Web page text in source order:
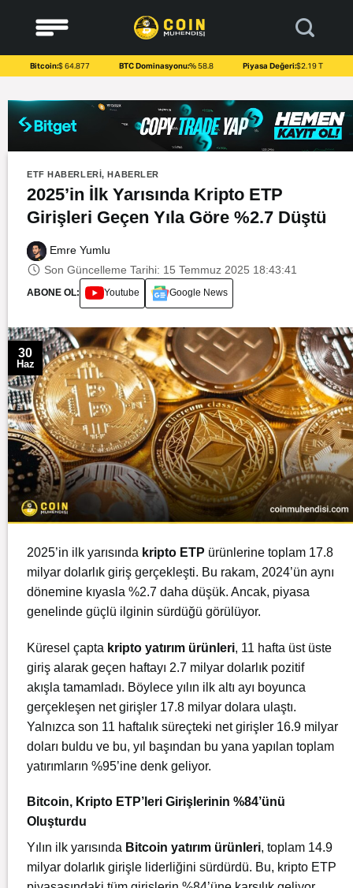
content
Bitcoin:$ 64.877 BTC Dominasyonu:% 58.8 Piyasa Değeri:$2.19 T
ETF HABERLERI,HABERLER
2025’in İlk Yarısında Kripto ETP
Girişleri Geçen Yıla Göre %2.7 Düştü
Emre Yumlu
Son Güncelleme Tarihi: 15 Temmuz 2025 18:43:41
ABONE OL: Youtube Google News
30
Haz
2025’in ilk yarısında kripto ETP ürünlerine toplam 17.8
milyar dolarlık giriş gerçekleşti. Bu rakam, 2024’ün aynı
dönemine kıyasla %2.7 daha düşük. Ancak, piyasa
genelinde güçlü ilginin sürdüğü görülüyor.
Küresel çapta kripto yatırım ürünleri, 11 hafta üst üste
giriş alarak geçen haftayı 2.7 milyar dolarlık pozitif
akışla tamamladı. Böylece yılın ilk altı ayı boyunca
gerçekleşen net girişler 17.8 milyar dolara ulaştı.
Yalnızca son 11 haftalık süreçteki net girişler 16.9 milyar
doları buldu ve bu, yıl başından bu yana yapılan toplam
yatırımların %95’ine denk geliyor.
Bitcoin, Kripto ETP’leri Girişlerinin %84’ünü
Oluşturdu
Yılın ilk yarısında Bitcoin yatırım ürünleri, toplam 14.9
milyar dolarlık girişle liderliğini sürdürdü. Bu, kripto ETP